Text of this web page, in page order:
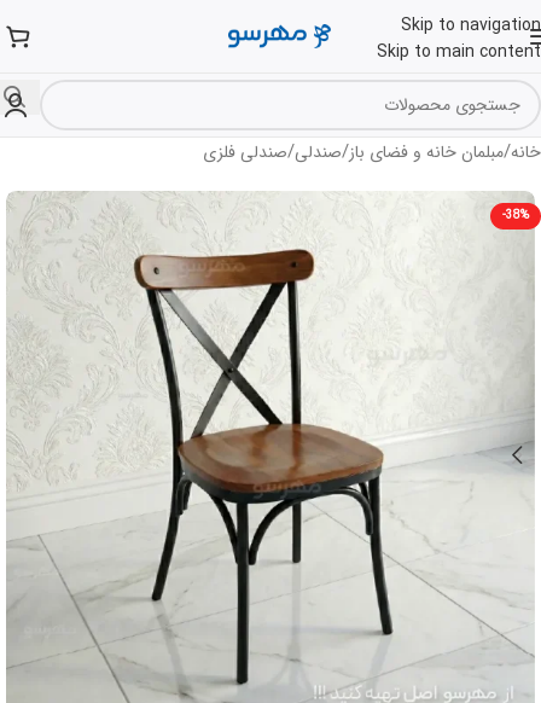
Skip to navigation
Skip to main content
خانه/مبلمان خانه و فضای باز/صندلی/صندلی فلزی
-38%